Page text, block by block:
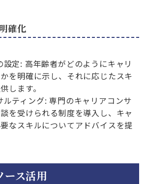
確化
設定: 高年齢者がどのようにキャリ
を明確に示し、それに応じたスキ
します。
ルティング: 専門のキャリアコンサ
を受けられる制度を導入し、キャ
なスキルについてアドバイスを提
ース活用